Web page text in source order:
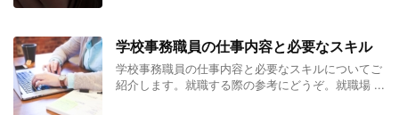
学校事務職員の仕事内容と必要なスキル
学校事務職員の仕事内容と必要なスキルについてご
紹介します。就職する際の参考にどうぞ。就職場 ...